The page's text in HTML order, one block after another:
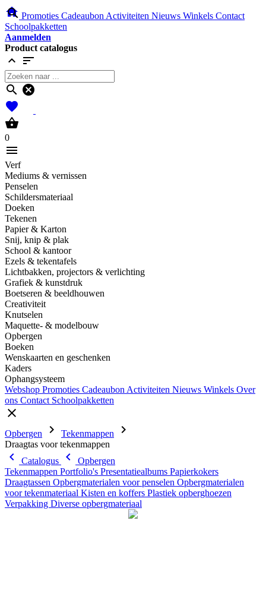
home Promoties Cadeaubon Activiteiten Nieuws Winkels Contact
Schoolpakketten
Aanmelden
Product catalogus
expand_less sort
search cancel
favorites
shopping_basket
0
menu
Verf
Mediums & vernissen
Penselen
Schildersmateriaal
Doeken
Tekenen
Papier & Karton
Snij, knip & plak
School & kantoor
Ezels & tekentafels
Lichtbakken, projectors & verlichting
Grafiek & kunstdruk
Boetseren & beeldhouwen
Creativiteit
Knutselen
Maquette- & modelbouw
Opbergen
Boeken
Wenskaarten en geschenken
Kaders
Ophangsysteem
Webshop Promoties Cadeaubon Activiteiten Nieuws Winkels Over
ons Contact Schoolpakketten
close
Opbergen chevron_right Tekenmappen chevron_right
Draagtas voor tekenmappen
chevron_left Catalogus chevron_left
Opbergen
Tekenmappen Portfolio's Presentatiealbums Papierkokers
Draagtassen Opbergmaterialen voor penselen Opbergmaterialen
voor tekenmateriaal Kisten en koffers Plastiek opberghoezen
Verpakking Diverse opbergmateriaal
search